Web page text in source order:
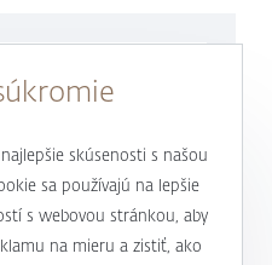
deň
skúsenosti s našou
sa používajú na lepšie
s webovou stránkou, aby
na mieru a zistiť, ako